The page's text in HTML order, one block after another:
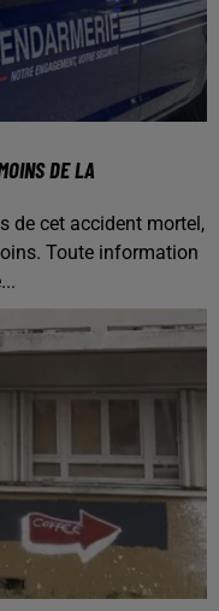
DE LA
de cet accident mortel,
Toute information